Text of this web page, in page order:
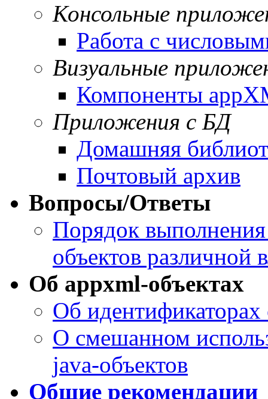
Консольные
Работа с
Визуальные
Компоненты
Приложения с БД
Домашняя
Почтовый архив
Вопросы/Ответы
Порядок
объектов различной
Об appxml-объектах
Об идентификаторах
О смешанном
java-объектов
Общие рекомендации